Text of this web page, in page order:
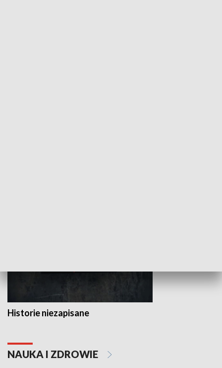
Historie niezapisane
NAUKA I ZDROWIE